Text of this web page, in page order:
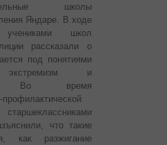
школы
Яндаре. В ходе
школ
рассказали о
под понятиями
экстремизм и
Во время
что такие
как разжигание